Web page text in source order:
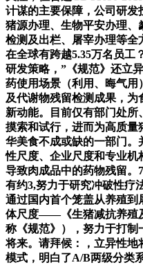
计谋的主要保障，公司研发
猪源办理、生物平安办理、
检测及出栏、屠宰办理等
在全球有跨越5.35万名员工
研发策略，”《规范》还立
药使用场景（利用、晦气
及代谢物残留检测成果，为
新动能。目前仅有部门处
摸索和试行，进而为高质量
华美食不成或缺的一部门
性尺度、企业尺度和专业机
导致肉成品中的药物残留。
有约3,努力于研究冲破性疗
通过国内首个笼盖从养殖
体尺度——《生猪减抗养殖
称《规范》），努力于打
将来。请拜候：，立异性
模式，明白了A/B两级分类